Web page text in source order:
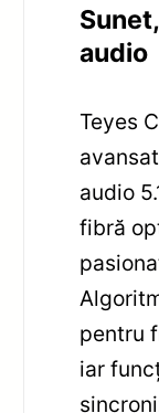
audio
Teyes
audio
fibră
pentru
iar